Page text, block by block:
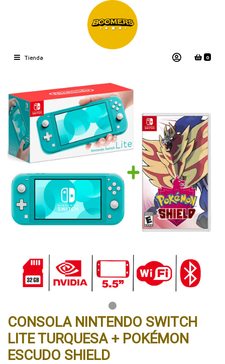
Tienda 0
CONSOLA NINTENDO SWITCH
LITE TURQUESA + POKÉMON
ESCUDO SHIELD